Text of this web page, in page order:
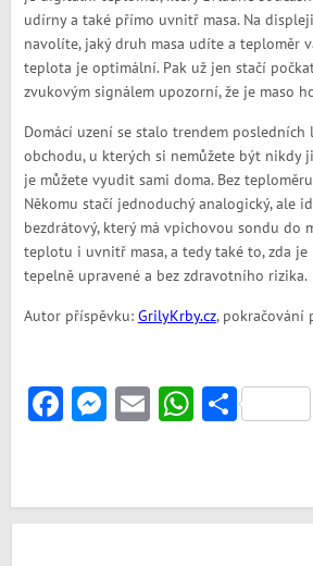
udírny a také přímo uvnitř masa. Na
navolíte, jaký druh masa udíte a teploměr
teplota je optimální. Pak už jen stačí
zvukovým signálem upozorní, že je maso
Domácí uzení se stalo trendem posledních
obchodu, u kterých si nemůžete být nikdy
je můžete vyudit sami doma. Bez
Někomu stačí jednoduchý analogický, ale
bezdrátový, který má vpichovou sondu do
teplotu i uvnitř masa, a tedy také to, zda je
tepelně upravené a bez zdravotního rizika.
Autor příspěvku: GrilyKrby.cz, pokračování
Facebook
Messenger
Email Share